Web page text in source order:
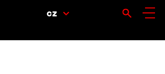
CZ